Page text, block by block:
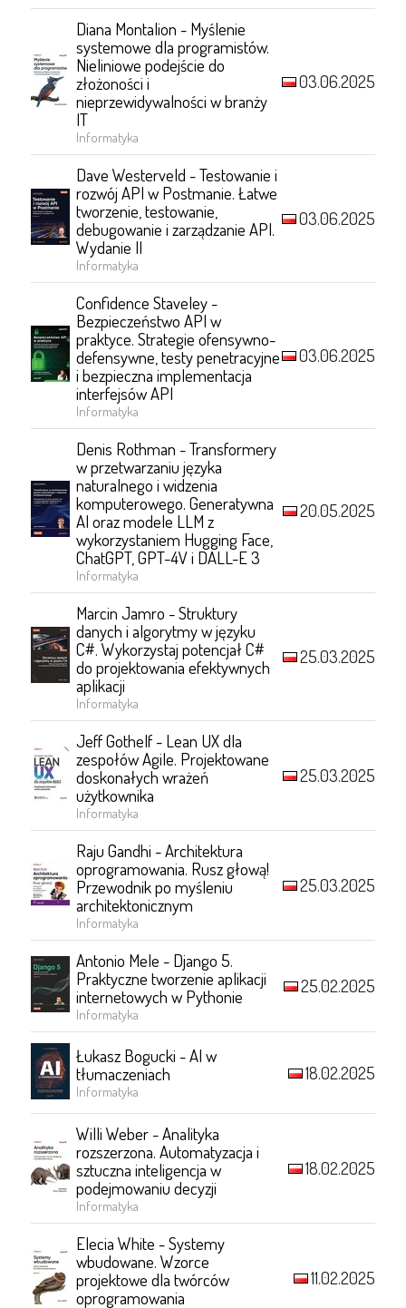
Diana Montalion - Myślenie
systemowe dla programistów.
Nieliniowe podejście do
złożoności i
nieprzewidywalności w branży
IT
Informatyka
03.06.2025
Dave Westerveld - Testowanie i
rozwój API w Postmanie. Łatwe
tworzenie, testowanie,
debugowanie i zarządzanie API.
Wydanie II
Informatyka
03.06.2025
Confidence Staveley -
Bezpieczeństwo API w
praktyce. Strategie ofensywno-
defensywne, testy penetracyjne
i bezpieczna implementacja
interfejsów API
Informatyka
03.06.2025
Denis Rothman - Transformery
w przetwarzaniu języka
naturalnego i widzenia
komputerowego. Generatywna
AI oraz modele LLM z
wykorzystaniem Hugging Face,
ChatGPT, GPT-4V i DALL-E 3
Informatyka
20.05.2025
Marcin Jamro - Struktury
danych i algorytmy w języku
C#. Wykorzystaj potencjał C#
do projektowania efektywnych
aplikacji
Informatyka
25.03.2025
Jeff Gothelf - Lean UX dla
zespołów Agile. Projektowane
doskonałych wrażeń
użytkownika
Informatyka
25.03.2025
Raju Gandhi - Architektura
oprogramowania. Rusz głową!
Przewodnik po myśleniu
architektonicznym
Informatyka
25.03.2025
Antonio Mele - Django 5.
Praktyczne tworzenie aplikacji
internetowych w Pythonie
Informatyka
25.02.2025
Łukasz Bogucki - AI w
tłumaczeniach
Informatyka
18.02.2025
Willi Weber - Analityka
rozszerzona. Automatyzacja i
sztuczna inteligencja w
podejmowaniu decyzji
Informatyka
18.02.2025
Elecia White - Systemy
wbudowane. Wzorce
projektowe dla twórców
oprogramowania
11.02.2025